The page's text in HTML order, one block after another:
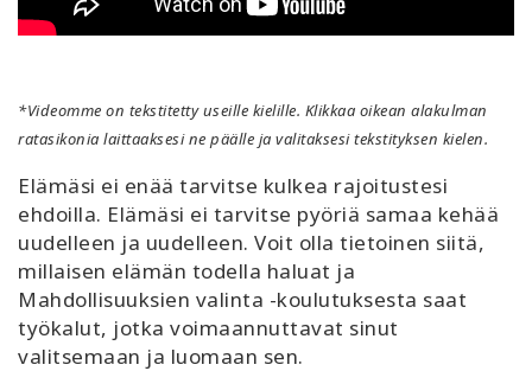
*Videomme on tekstitetty useille kielille. Klikkaa oikean alakulman
ratasikonia laittaaksesi ne päälle ja valitaksesi tekstityksen kielen.
Elämäsi ei enää tarvitse kulkea rajoitustesi
ehdoilla. Elämäsi ei tarvitse pyöriä samaa kehää
uudelleen ja uudelleen. Voit olla tietoinen siitä,
millaisen elämän todella haluat ja
Mahdollisuuksien valinta -koulutuksesta saat
työkalut, jotka voimaannuttavat sinut
valitsemaan ja luomaan sen.